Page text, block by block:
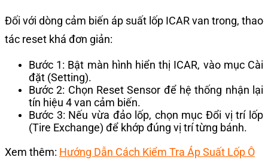
Đối với dòng cảm biến áp suất lốp ICAR van trong, thao
tác reset khá đơn giản:
Bước 1: Bật màn hình hiển thị ICAR, vào mục Cài
đặt (Setting).
Bước 2: Chọn Reset Sensor để hệ thống nhận lại
tín hiệu 4 van cảm biến.
Bước 3: Nếu vừa đảo lốp, chọn mục Đổi vị trí lốp
(Tire Exchange) để khớp đúng vị trí từng bánh.
Xem thêm: Hướng Dẫn Cách Kiểm Tra Áp Suất Lốp Ô